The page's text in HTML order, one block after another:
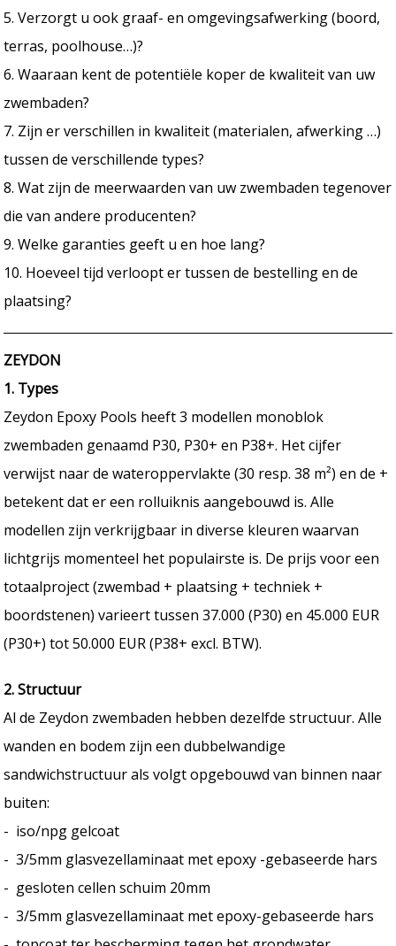
5. Verzorgt u ook graaf- en omgevingsafwerking (boord,
terras, poolhouse…)?
6. Waaraan kent de potentiële koper de kwaliteit van uw
zwembaden?
7. Zijn er verschillen in kwaliteit (materialen, afwerking …)
tussen de verschillende types?
8. Wat zijn de meerwaarden van uw zwembaden tegenover
die van andere producenten?
9. Welke garanties geeft u en hoe lang?
10. Hoeveel tijd verloopt er tussen de bestelling en de
plaatsing?
ZEYDON
1. Types
Zeydon Epoxy Pools heeft 3 modellen monoblok
zwembaden genaamd P30, P30+ en P38+. Het cijfer
verwijst naar de wateroppervlakte (30 resp. 38 m²) en de +
betekent dat er een rolluiknis aangebouwd is. Alle
modellen zijn verkrijgbaar in diverse kleuren waarvan
lichtgrijs momenteel het populairste is. De prijs voor een
totaalproject (zwembad + plaatsing + techniek +
boordstenen) varieert tussen 37.000 (P30) en 45.000 EUR
(P30+) tot 50.000 EUR (P38+ excl. BTW).
2. Structuur
Al de Zeydon zwembaden hebben dezelfde structuur. Alle
wanden en bodem zijn een dubbelwandige
sandwichstructuur als volgt opgebouwd van binnen naar
buiten:
- iso/npg gelcoat
- 3/5mm glasvezellaminaat met epoxy -gebaseerde hars
- gesloten cellen schuim 20mm
- 3/5mm glasvezellaminaat met epoxy-gebaseerde hars